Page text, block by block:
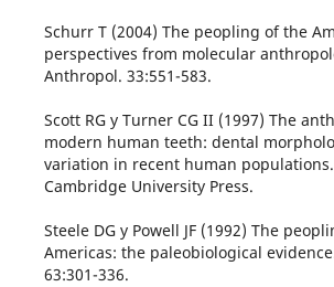
Schurr T (2004) The peopling of the
perspectives from molecular
Anthropol. 33:551-583.
Scott RG y Turner CG II (1997) The
modern human teeth: dental
variation in recent human
Cambridge University Press.
Steele DG y Powell JF (1992) The
Americas: the paleobiological
63:301-336.